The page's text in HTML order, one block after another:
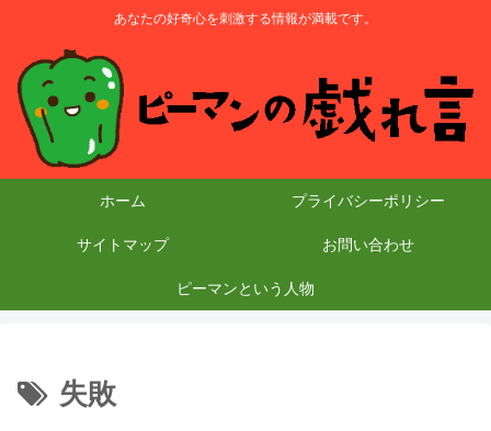
あなたの好奇心を刺激する情報が満載です。
ホーム プライバシーポリシー
サイトマップ お問い合わせ
ピーマンという人物
失敗